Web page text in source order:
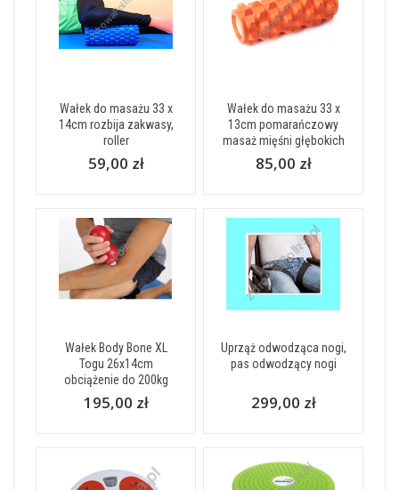
Wałek do masażu 33 x
14cm rozbija zakwasy,
roller
59,00 zł
Wałek do masażu 33 x
13cm pomarańczowy
masaż mięśni głębokich
85,00 zł
Wałek Body Bone XL
Togu 26x14cm
obciążenie do 200kg
195,00 zł
Uprząż odwodząca nogi,
pas odwodzący nogi
299,00 zł